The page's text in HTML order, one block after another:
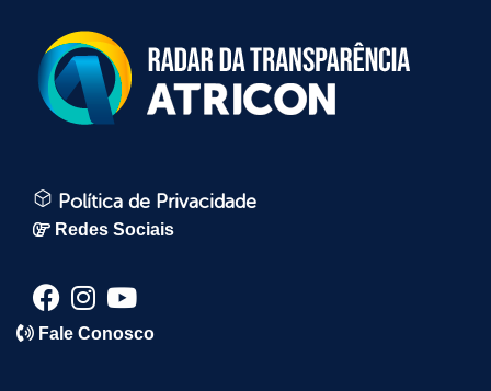
Política de Privacidade
Redes Sociais
Fale Conosco